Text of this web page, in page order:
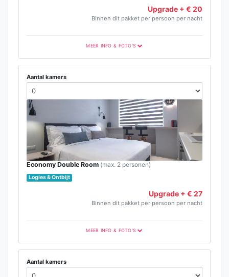
Upgrade + € 20
Binnen dit pakket per persoon per nacht
MEER INFO & FOTO'S
Aantal kamers
Economy Double Room (max. 2 personen)
Logies & Ontbijt
Upgrade + € 27
Binnen dit pakket per persoon per nacht
MEER INFO & FOTO'S
Aantal kamers